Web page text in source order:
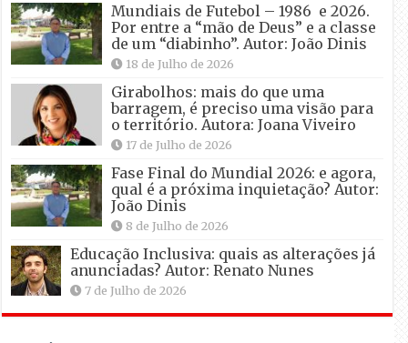
Mundiais de Futebol – 1986 e 2026.
Por entre a “mão de Deus” e a classe
de um “diabinho”. Autor: João Dinis
18 de Julho de 2026
Girabolhos: mais do que uma
barragem, é preciso uma visão para
o território. Autora: Joana Viveiro
17 de Julho de 2026
Fase Final do Mundial 2026: e agora,
qual é a próxima inquietação? Autor:
João Dinis
8 de Julho de 2026
Educação Inclusiva: quais as alterações já
anunciadas? Autor: Renato Nunes
7 de Julho de 2026